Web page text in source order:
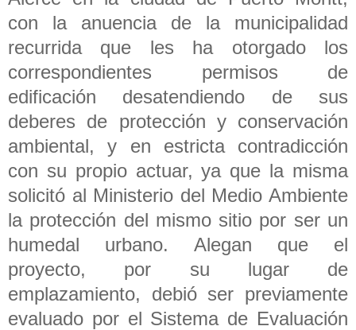
con la anuencia de la municipalidad
recurrida que les ha otorgado los
correspondientes permisos de
edificación desatendiendo de sus
deberes de protección y conservación
ambiental, y en estricta contradicción
con su propio actuar, ya que la misma
solicitó al Ministerio del Medio Ambiente
la protección del mismo sitio por ser un
humedal urbano. Alegan que el
proyecto, por su lugar de
emplazamiento, debió ser previamente
evaluado por el Sistema de Evaluación